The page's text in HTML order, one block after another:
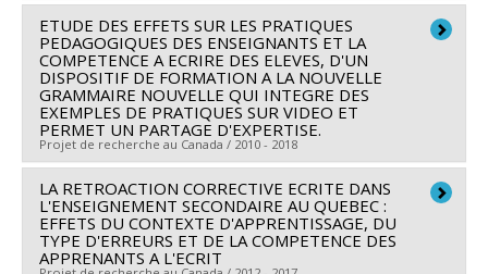
Mel’čuk , Dominic Anctil ,Ophélie Tremblay
Fabienne
Venant,Anna Joan Casademont,Antonio San Martin
Pizarro
Sources de financement : FRQSC/Fonds de recherche
du Québec - Société et culture (FQRSC)
Programmes de subvention :PVXXXXXX-(SE)
Programme Soutien aux équipes de recherche - Stade
de développement : Renouvellement
Chercheur principal : Marie-Claude L'Homme
Co-chercheurs : Lyne Da Sylva,Pascale Lefrançois
Patrick Drouin, Igor Mel’čuk, Dominic Anctil,François
Lareau, Aline Francoeur
Sources de financement :FRQSC/Fonds de recherche
du Québec - Société et culture (FQRSC)
Programmes de subvention :PVXXXXXX-(SE)
Programme Soutien aux équipes de recherche - Stade
de développement : Renouvellement
ETUDE DES EFFETS SUR LES PRATIQUES
PEDAGOGIQUES DES ENSEIGNANTS ET LA
COMPETENCE A ECRIRE DES ELEVES, D'UN
DISPOSITIF DE FORMATION A LA NOUVELLE
GRAMMAIRE NOUVELLE QUI INTEGRE DES
EXEMPLES DE PRATIQUES SUR VIDEO ET
PERMET UN PARTAGE D'EXPERTISE.
Projet de recherche au Canada / 2010 - 2018
Chercheur principal : Robert David
Co-chercheurs : Pascale Lefrançois,Micheline-Johanne
Durand,Marie-Hélène Giguère,Marie-Françoise
LA RETROACTION CORRECTIVE ECRITE DANS
L'ENSEIGNEMENT SECONDAIRE AU QUEBEC :
EFFETS DU CONTEXTE D'APPRENTISSAGE, DU
TYPE D'ERREURS ET DE LA COMPETENCE DES
APPRENANTS A L'ECRIT